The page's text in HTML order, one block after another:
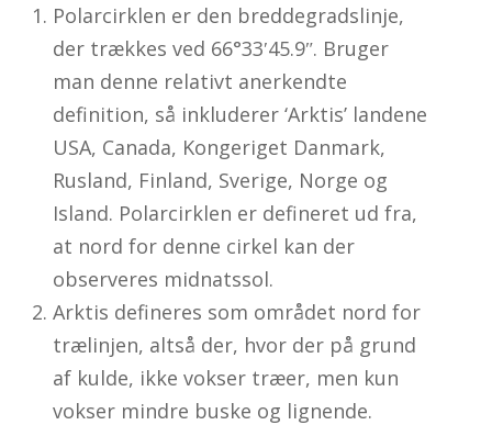
Polarcirklen er den breddegradslinje,
der trækkes ved 66°33ʹ45.9ʺ. Bruger
man denne relativt anerkendte
definition, så inkluderer ‘Arktis’ landene
USA, Canada, Kongeriget Danmark,
Rusland, Finland, Sverige, Norge og
Island. Polarcirklen er defineret ud fra,
at nord for denne cirkel kan der
observeres midnatssol.
Arktis defineres som området nord for
trælinjen, altså der, hvor der på grund
af kulde, ikke vokser træer, men kun
vokser mindre buske og lignende.